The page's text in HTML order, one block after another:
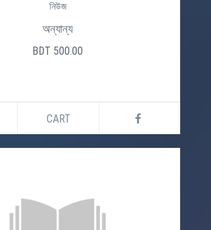
নিউজ
অন্যান্য
BDT 500.00
CART